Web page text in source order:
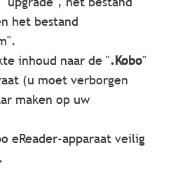
het bestand
inhoud naar de ".Kobo"
(u moet verborgen
maken op uw
eReader-apparaat veilig